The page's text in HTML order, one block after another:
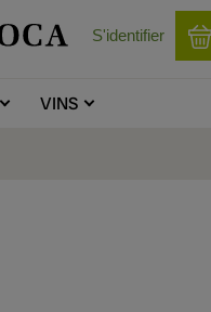
S'identifier
VINS